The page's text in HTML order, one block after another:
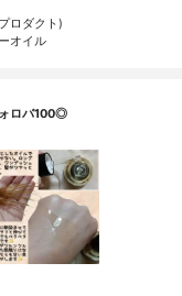
ロダクト)
オイル
ロバ100◎